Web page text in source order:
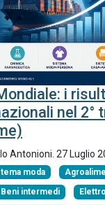
i
nel 2°
Antonioni 27 Luglio
moda
Beni intermedi